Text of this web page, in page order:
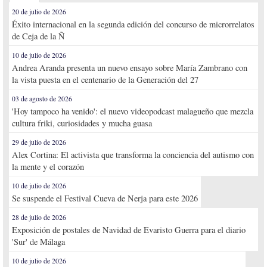
20 de julio de 2026
Éxito internacional en la segunda edición del concurso de microrrelatos
de Ceja de la Ñ
10 de julio de 2026
Andrea Aranda presenta un nuevo ensayo sobre María Zambrano con
la vista puesta en el centenario de la Generación del 27
03 de agosto de 2026
'Hoy tampoco ha venido': el nuevo videopodcast malagueño que mezcla
cultura friki, curiosidades y mucha guasa
29 de julio de 2026
Alex Cortina: El activista que transforma la conciencia del autismo con
la mente y el corazón
10 de julio de 2026
Se suspende el Festival Cueva de Nerja para este 2026
28 de julio de 2026
Exposición de postales de Navidad de Evaristo Guerra para el diario
'Sur' de Málaga
10 de julio de 2026